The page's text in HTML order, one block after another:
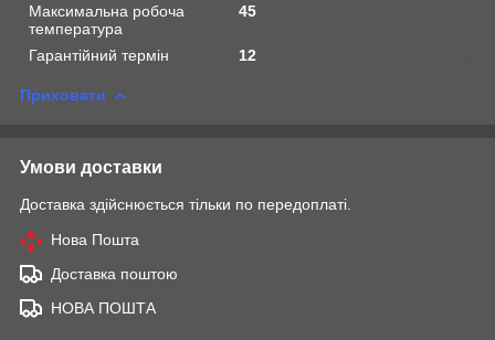
Максимальна робоча
температура
45
Гарантійний термін 12
Приховати
Умови доставки
Доставка здійснюється тільки по передоплаті.
Нова Пошта
Доставка поштою
НОВА ПОШТА